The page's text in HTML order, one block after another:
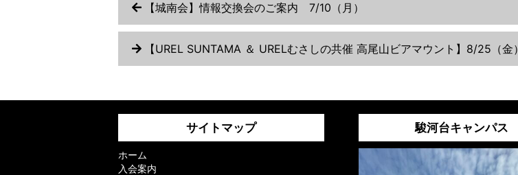
【城南会】情報交換会のご案内 7/10（月）
【UREL SUNTAMA ＆ URELむさしの共催 高尾山ビアマウント】8/25（金）
サイトマップ
ホーム
入会案内
駿河台キャンパス